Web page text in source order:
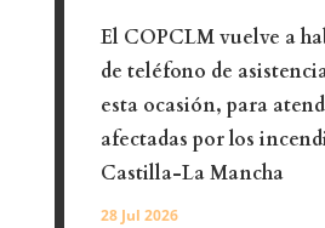
El COPCLM vuelve a
de teléfono de
esta ocasión, para
afectadas por los
Castilla-La Mancha
28 Jul 2026